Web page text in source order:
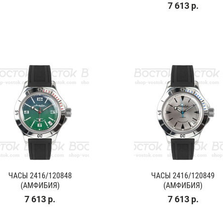
7 613 р.
ЧАСЫ 2416/120848
(АМФИБИЯ)
7 613 р.
ЧАСЫ 2416/120849
(АМФИБИЯ)
7 613 р.